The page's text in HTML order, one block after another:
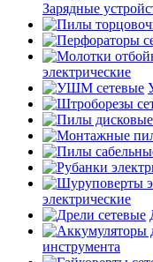
Зарядные
электрические
электрические
инструмента